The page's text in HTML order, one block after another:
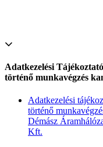
Adatkezelési
történő munkavégzés
Adatkezelési
történő
Démász
Kft.